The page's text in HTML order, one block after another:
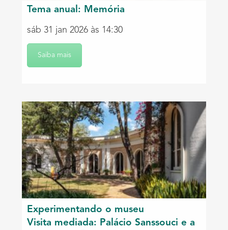
Tema anual: Memória
sáb 31 jan 2026 às 14:30
Saiba mais
Experimentando o museu
Visita mediada: Palácio Sanssouci e a